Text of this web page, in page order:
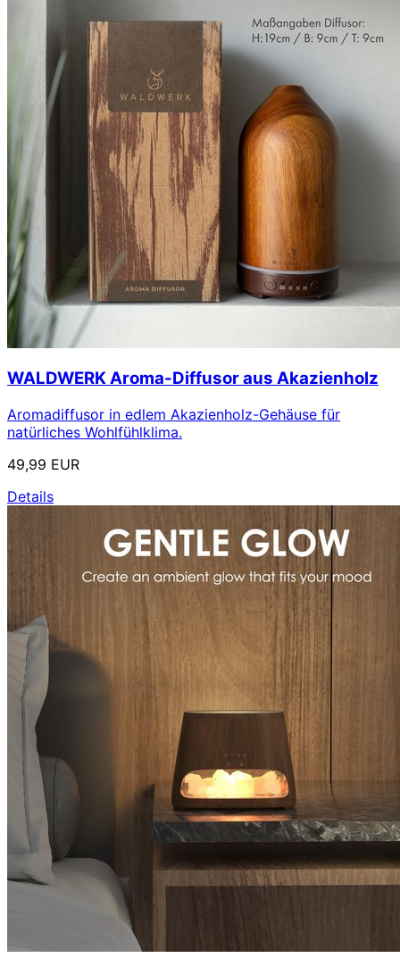
WALDWERK Aroma-Diffusor aus Akazienholz
Aromadiffusor in edlem Akazienholz-Gehäuse für
natürliches Wohlfühlklima.
49,99 EUR
Details